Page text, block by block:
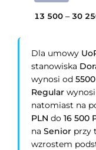
13 500 – 30
Dla umowy
stanowiska
wynosi od
Regular
natomiast na
PLN do16 500
naSenior przy
wzrostem